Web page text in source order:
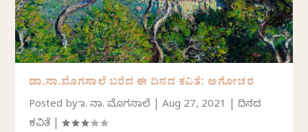
ಡಾ.ನಾ.ಮೊಗಸಾಲೆ ಬರೆದ ಈ ದಿನದ ಕವಿತೆ: ಅಗೋಚರ
Posted byಡಾ. ನಾ. ಮೊಗಸಾಲೆ |Aug 27, 2021 |ದಿನದ
ಕವಿತೆ |